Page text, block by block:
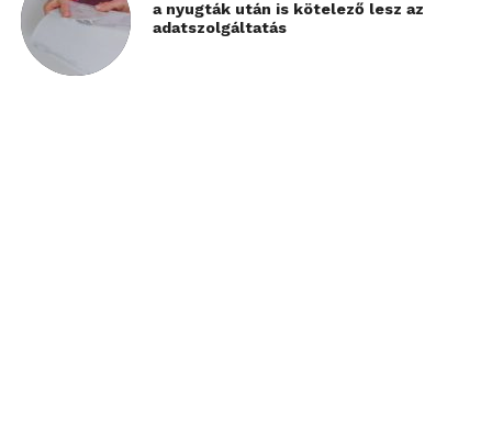
a nyugták után is kötelező lesz az
adatszolgáltatás